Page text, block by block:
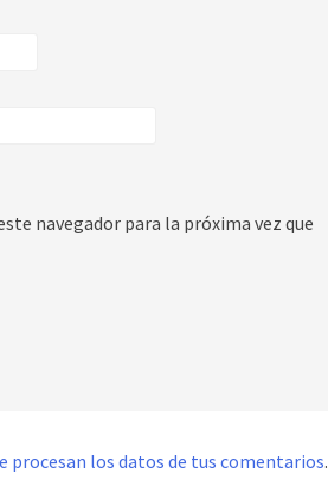
navegador para la próxima vez que
procesan los datos de tus comentarios.